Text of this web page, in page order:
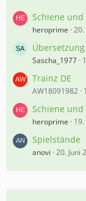
Schiene und
heroprime 20.
Sascha_1977
Trainz DE
AW18091982
Schiene
heroprime
Spielstände
anovi 20. Juni